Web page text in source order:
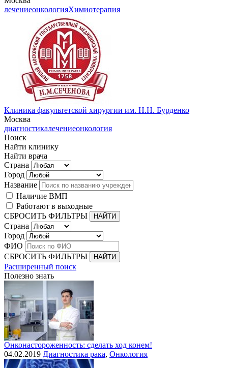
лечениеонкологияХимиотерапия
Клиника факультетской хирургии им. Н.Н. Бурденко
Москва
диагностикалечениеонкология
Поиск
Найти клинику
Найти врача
Страна
Город
Название
Наличие ВМП
Работают в выходные
СБРОСИТЬ ФИЛЬТРЫ
Страна
Город
ФИО
СБРОСИТЬ ФИЛЬТРЫ
Расширенный поиск
Полезно знать
Онконастороженность: сделать ход конем!
04.02.2019 Диагностика рака, Онкология